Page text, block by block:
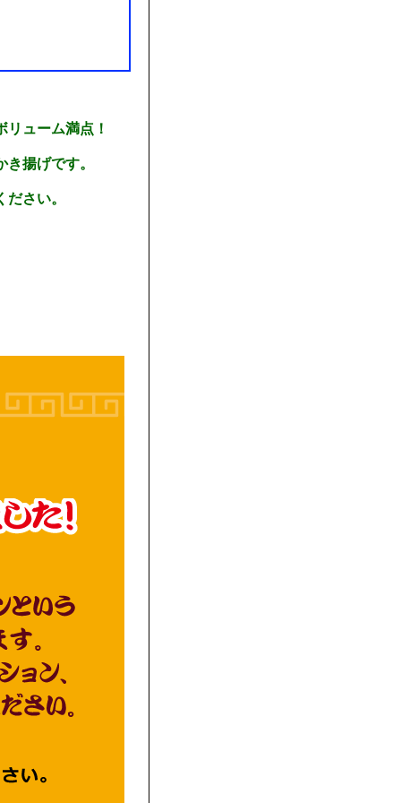
リューム満点！
揚げです。
さい。